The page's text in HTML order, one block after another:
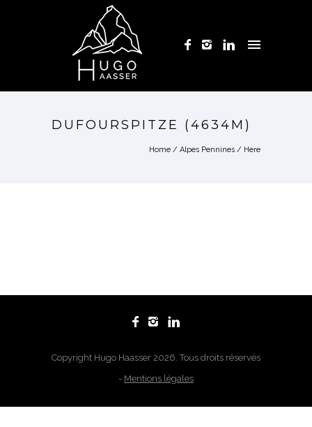
DUFOURSPITZE (4634M)
Home / Alpes Pennines / Here
Copyright Hugo Haasser 2026. Tous droits réservés
- Mentions légales